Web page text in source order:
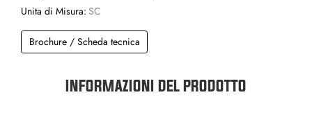
Unita di Misura: SC
Brochure / Scheda tecnica
INFORMAZIONI DEL PRODOTTO